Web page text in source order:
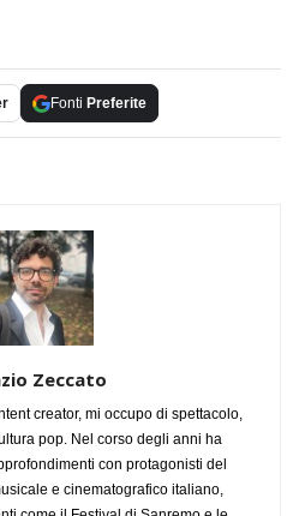
Fonti Preferite
Zeccato
creator, mi occupo di spettacolo,
pop. Nel corso degli anni ha
con protagonisti del
e cinematografico italiano,